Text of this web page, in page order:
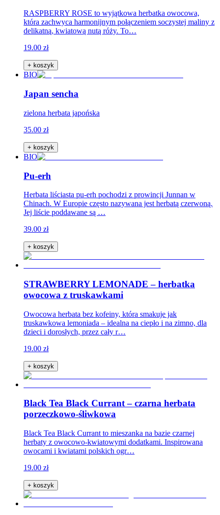
RASPBERRY ROSE to wyjątkowa herbatka owocowa,
która zachwyca harmonijnym połączeniem soczystej maliny z
delikatną, kwiatową nutą róży. To…
19.00 zł
+ koszyk
BIO
Japan sencha
zielona herbata japońska
35.00 zł
+ koszyk
BIO
Pu-erh
Herbata liściasta pu-erh pochodzi z prowincji Junnan w
Chinach. W Europie często nazywana jest herbatą czerwoną.
Jej liście poddawane są …
39.00 zł
+ koszyk
STRAWBERRY LEMONADE – herbatka
owocowa z truskawkami
Owocowa herbata bez kofeiny, która smakuje jak
truskawkowa lemoniada – idealna na ciepło i na zimno, dla
dzieci i dorosłych, przez cały r…
19.00 zł
+ koszyk
Black Tea Black Currant – czarna herbata
porzeczkowo-śliwkowa
Black Tea Black Currant to mieszanka na bazie czarnej
herbaty z owocowo-kwiatowymi dodatkami. Inspirowana
owocami i kwiatami polskich ogr…
19.00 zł
+ koszyk